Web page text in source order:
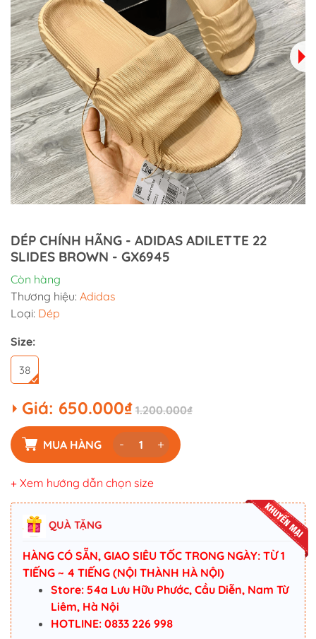
DÉP CHÍNH HÃNG - ADIDAS ADILETTE 22
SLIDES BROWN - GX6945
Còn hàng
Thương hiệu: Adidas
Loại: Dép
Size:
38
Giá: 650.000₫ 1.200.000₫
MUA HÀNG - +
+ Xem hướng dẫn chọn size
QUÀ TẶNG
HÀNG CÓ SẴN, GIAO SIÊU TỐC TRONG NGÀY: TỪ 1
TIẾNG ~ 4 TIẾNG (NỘI THÀNH HÀ NỘI)
Store: 54a Lưu Hữu Phước, Cầu Diễn, Nam Từ
Liêm, Hà Nội
HOTLINE: 0833 226 998